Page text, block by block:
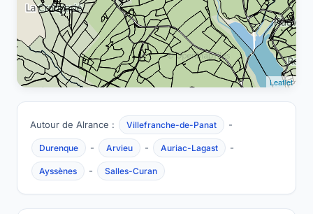
Leaflet
Autour de Alrance : Villefranche-de-Panat -
Durenque - Arvieu - Auriac-Lagast -
Ayssènes - Salles-Curan